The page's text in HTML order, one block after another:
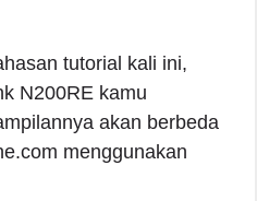
tutorial kali ini,
N200RE kamu
akan berbeda
menggunakan